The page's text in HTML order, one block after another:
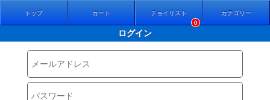
トップ カート
チョイリスト
0
カテゴリー
ログイン